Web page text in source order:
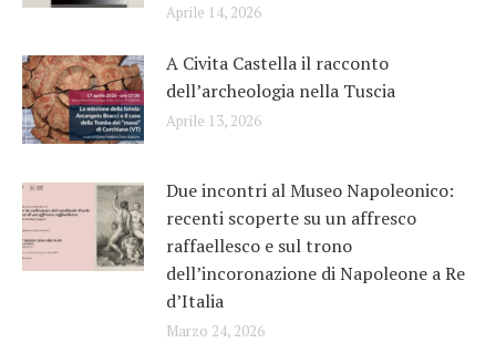
Aprile 14, 2026
A Civita Castella il racconto
dell’archeologia nella Tuscia
Aprile 13, 2026
Due incontri al Museo Napoleonico:
recenti scoperte su un affresco
raffaellesco e sul trono
dell’incoronazione di Napoleone a Re
d’Italia
Marzo 24, 2026